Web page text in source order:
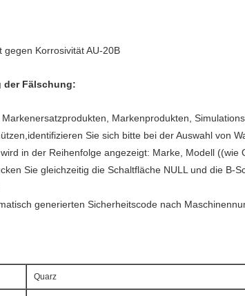
gegen Korrosivität AU-20B
der Fälschung:
Markenprodukten,
Sie sich bitte bei der Auswahl von
in der Reihenfolge angezeigt: Marke, Modell ((wie
Sie gleichzeitig die Schaltfläche NULL und die B-
generierten Sicherheitscode nach
Quarz